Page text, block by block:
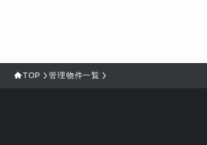
TOP 管理物件一覧